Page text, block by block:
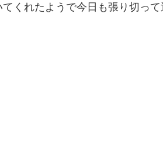
くれたようで今日も張り切っ